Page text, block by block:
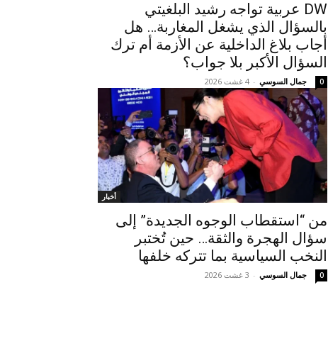
DW عربية تواجه رشيد البلغيتي
بالسؤال الذي يشغل المغاربة… هل
أجاب بلاغ الداخلية عن الأزمة أم ترك
السؤال الأكبر بلا جواب؟
جمال السوسي - 4 غشت 2026 0
أخبار
من “استقطاب الوجوه الجديدة” إلى
سؤال الهجرة والثقة… حين تُختبر
النخب السياسية بما تتركه خلفها
جمال السوسي - 3 غشت 2026 0